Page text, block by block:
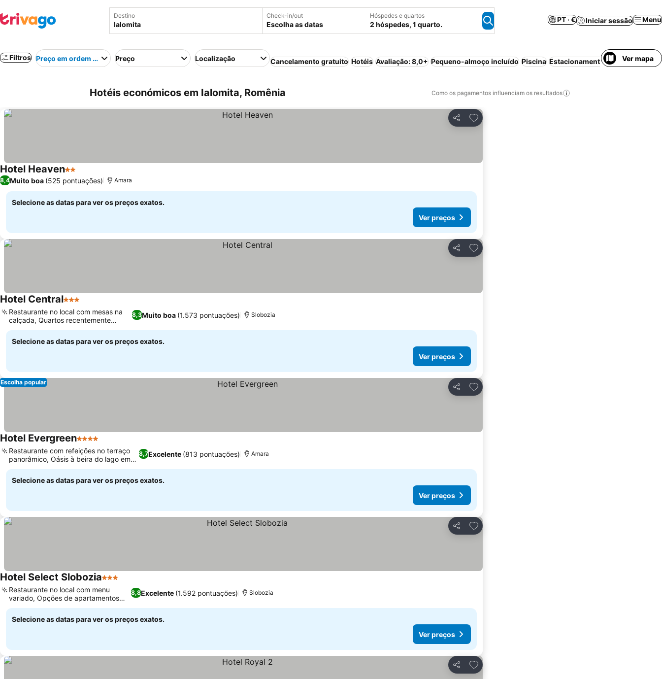
Destino Check-in/out
Escolha as datas
Hóspedes e quartos
2 hóspedes, 1 quarto.
PT · € Iniciar sessão Menu
Filtros Preço em ordem crescentePreço Localização Cancelamento gratuito Hotéis Avaliação: 8,0+ Pequeno-almoço incluído Piscina Estacionamento PraiaVer mapa
Hotéis económicos em Ialomita, Romênia Como os pagamentos influenciam os resultados
Partilhar
Adicionar aos favoritos
Hotel Heaven2 EstrelasVer preços
8,4Muito boa (525 pontuações) Amara
Selecione as datas para ver os preços exatos.
Ver preços
Partilhar
Adicionar aos favoritos
Hotel Central3 Estrelas
8,3Muito boa (1.573 pontuações)
Restaurante no local com mesas na
calçada, Quartos recentemente
renovados
Slobozia
Selecione as datas para ver os preços exatos.
Ver preços
Partilhar
Adicionar aos favoritos
Escolha popular
Hotel Evergreen4 Estrelas
8,7Excelente (813 pontuações)
Restaurante com refeições no terraço
panorâmico, Oásis à beira do lago em
Amara
Amara
Selecione as datas para ver os preços exatos.
Ver preços
Partilhar
Adicionar aos favoritos
Hotel Select Slobozia3 Estrelas
8,8Excelente (1.592 pontuações)
Restaurante no local com menu
variado, Opções de apartamentos
renovados
Slobozia
Selecione as datas para ver os preços exatos.
Ver preços
Partilhar
Adicionar aos favoritos